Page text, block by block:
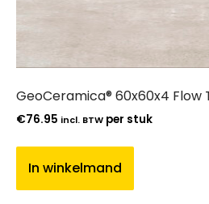
GeoCeramica® 60x60x4 Flow
€76.95 incl. BTW per stuk
In winkelmand